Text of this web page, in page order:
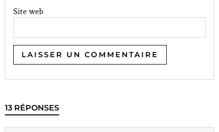
Site web
13 RÉPONSES